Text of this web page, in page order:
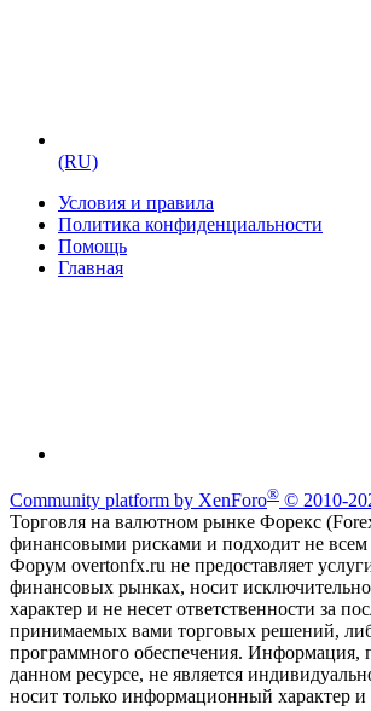
(RU)
Условия и правила
Политика конфиденциальности
Помощь
Главная
Community platform by XenForo® © 2010-
Торговля на валютном рынке Форекс
финансовыми рисками и подходит не всем
Форум overtonfx.ru не предоставляет
финансовых рынках, носит
характер и не несет ответственности за
принимаемых вами торговых решений,
программного обеспечения. Информация,
данном ресурсе, не является
носит только информационный характер